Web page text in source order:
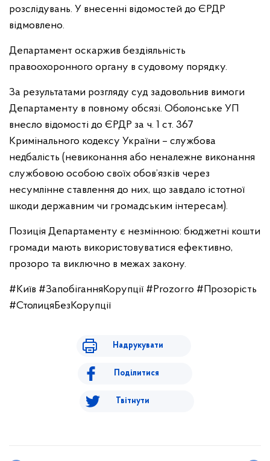
розслідувань. У внесенні відомостей до ЄРДР
відмовлено.
Департамент оскаржив бездіяльність
правоохоронного органу в судовому порядку.
За результатами розгляду суд задовольнив вимоги
Департаменту в повному обсязі. Оболонське УП
внесло відомості до ЄРДР за ч. 1 ст. 367
Кримінального кодексу України – службова
недбалість (невиконання або неналежне виконання
службовою особою своїх обов’язків через
несумлінне ставлення до них, що завдало істотної
шкоди державним чи громадським інтересам).
Позиція Департаменту є незмінною: бюджетні кошти
громади мають використовуватися ефективно,
прозоро та виключно в межах закону.
#Київ #ЗапобіганняКорупції #Prozorro #Прозорість
#СтолицяБезКорупції
Надрукувати
Поділитися
Твітнути